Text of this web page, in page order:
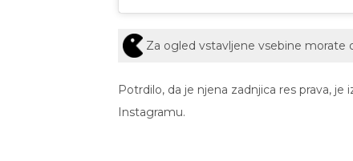
Za ogled vstavljene vsebine morate
Potrdilo, da je njena zadnjica res prava,
Instagramu.